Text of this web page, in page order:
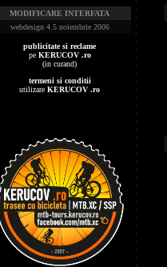
MODIFICARE INTERFATA
webdesign 4.5 noiembrie 2006
publicitate si reclame
pe KERUCOV .ro
(in curand)
termeni si conditii
utilizare KERUCOV .ro